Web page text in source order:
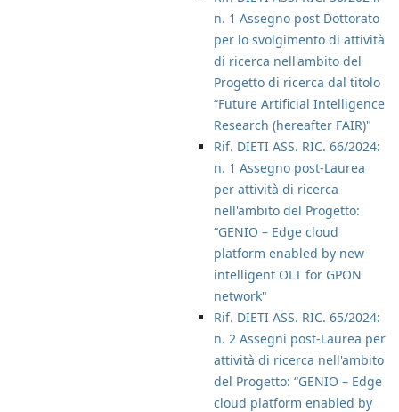
n. 1 Assegno post Dottorato
per lo svolgimento di attività
di ricerca nell'ambito del
Progetto di ricerca dal titolo
“Future Artificial Intelligence
Research (hereafter FAIR)"
Rif. DIETI ASS. RIC. 66/2024:
n. 1 Assegno post-Laurea
per attività di ricerca
nell'ambito del Progetto:
“GENIO – Edge cloud
platform enabled by new
intelligent OLT for GPON
network"
Rif. DIETI ASS. RIC. 65/2024:
n. 2 Assegni post-Laurea per
attività di ricerca nell'ambito
del Progetto: “GENIO – Edge
cloud platform enabled by